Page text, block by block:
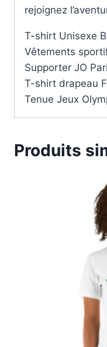
rejoignez
T-shirt Unisexe
Vêtements
Supporter JO
T-shirt drapeau
Tenue Jeux
Produits